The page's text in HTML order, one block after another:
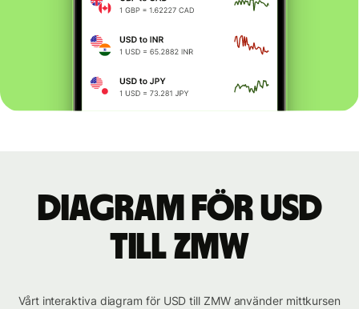
Diagram för USD
till ZMW
Vårt interaktiva diagram för USD till ZMW använder mittkursen